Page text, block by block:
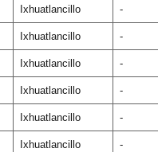
Ixhuatlancillo -
Ixhuatlancillo -
Ixhuatlancillo -
Ixhuatlancillo -
Ixhuatlancillo -
Ixhuatlancillo -